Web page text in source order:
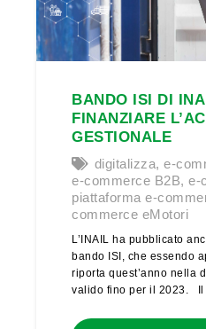
BANDO ISI DI
FINANZIARE
GESTIONALE
digitalizza,e-
e-commerce B2B,e-
piattaforma e-
commerce eMotori
L’INAIL ha pubblicato
bando ISI, che essendo
riporta quest’anno nella
valido fino per il 2023. Il